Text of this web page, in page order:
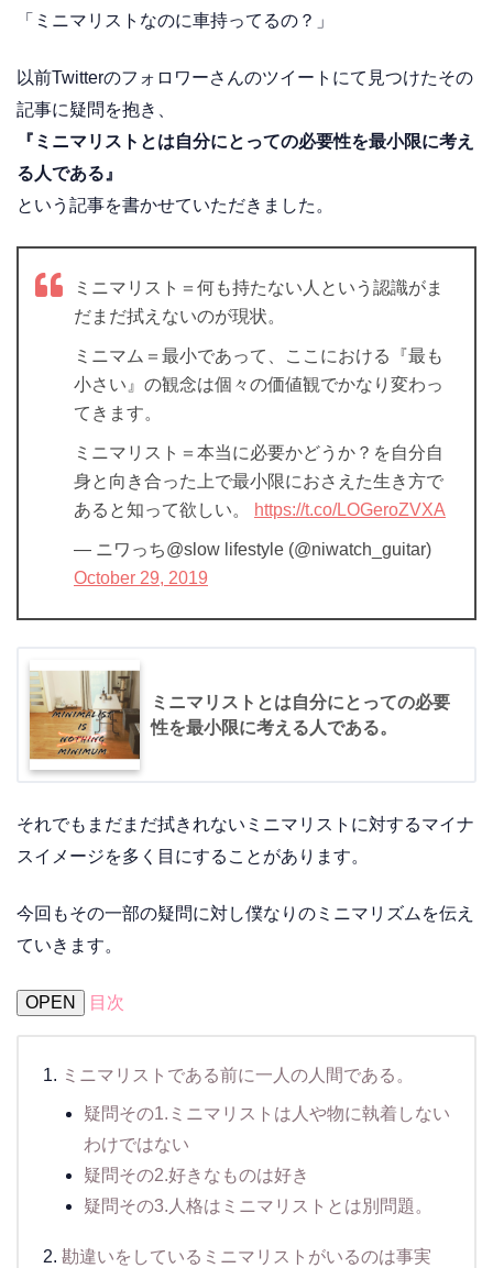
「ミニマリストなのに車持ってるの？」
以前Twitterのフォロワーさんのツイートにて見つけたその
記事に疑問を抱き、
『ミニマリストとは自分にとっての必要性を最小限に考え
る人である』
という記事を書かせていただきました。
ミニマリスト＝何も持たない人という認識がま
だまだ拭えないのが現状。
ミニマム＝最小であって、ここにおける『最も
小さい』の観念は個々の価値観でかなり変わっ
てきます。
ミニマリスト＝本当に必要かどうか？を自分自
身と向き合った上で最小限におさえた生き方で
あると知って欲しい。
https://t.co/LOGeroZVXA
— ニワっち@slow lifestyle (@niwatch_guitar)
October 29, 2019
ミニマリストとは自分にとっての必要
性を最小限に考える人である。
それでもまだまだ拭きれないミニマリストに対するマイナ
スイメージを多く目にすることがあります。
今回もその一部の疑問に対し僕なりのミニマリズムを伝え
ていきます。
OPEN 目次
ミニマリストである前に一人の人間である。
疑問その1.ミニマリストは人や物に執着しない
わけではない
疑問その2.好きなものは好き
疑問その3.人格はミニマリストとは別問題。
勘違いをしているミニマリストがいるのは事実